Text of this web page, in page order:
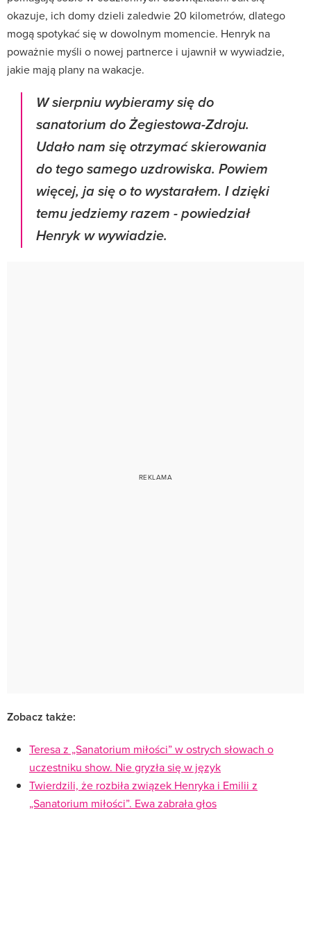
okazuje, ich domy dzieli zaledwie 20 kilometrów, dlatego
mogą spotykać się w dowolnym momencie. Henryk na
poważnie myśli o nowej partnerce i ujawnił w wywiadzie,
jakie mają plany na wakacje.
W sierpniu wybieramy się do
sanatorium do Żegiestowa-Zdroju.
Udało nam się otrzymać skierowania
do tego samego uzdrowiska. Powiem
więcej, ja się o to wystarałem. I dzięki
temu jedziemy razem - powiedział
Henryk w wywiadzie.
Zobacz także:
Teresa z „Sanatorium miłości” w ostrych słowach o
uczestniku show. Nie gryzła się w język
Twierdzili, że rozbiła związek Henryka i Emilii z
„Sanatorium miłości”. Ewa zabrała głos